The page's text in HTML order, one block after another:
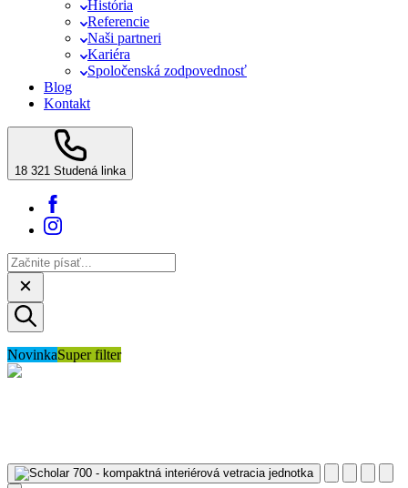
História
Referencie
Naši partneri
Kariéra
Spoločenská zodpovednosť
Blog
Kontakt
18 321 Studená linka
NovinkaSuper filter